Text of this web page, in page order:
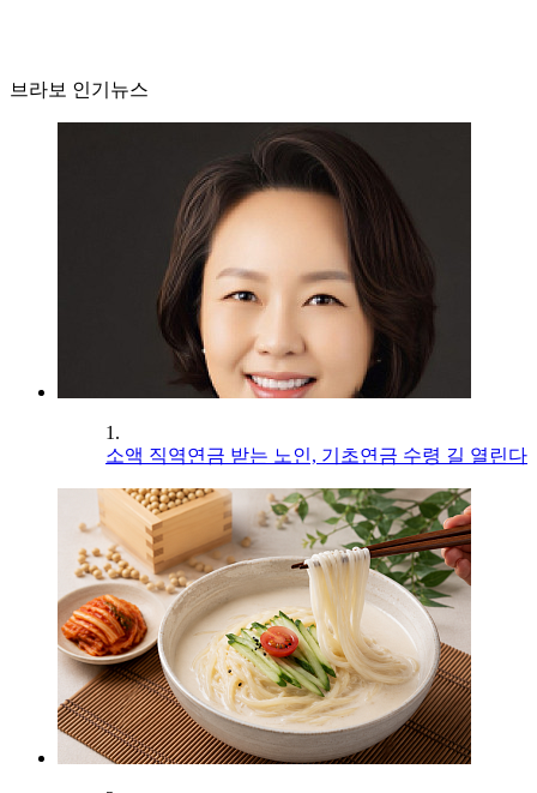
브라보 인기뉴스
1.
소액 직역연금 받는 노인, 기초연금 수령 길 열린다